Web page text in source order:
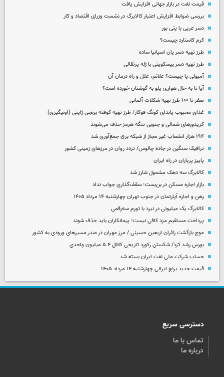
قیمت نفت در بازار جهانی افزایش یافت
بررسی ضوابط افزایش اعتبار کالابرگ در نشست وزرای اقتصاد و کار
دسر عربی با پتی بور
کرم کاستارد چیست؟
طرز تهیه دسر پان اسپانیا ساده
طرز تهیه دسر بیسکویتی با ژله پرتقالی
آمبولی پا چیست؟ علائم، علل و راه درمان آن
آیا تا به حال هواری پلو به گوشتان خورده است؟
صفر تا ۱۰۰ طرز تهیه شکلات آلمانی
غذای محبوب پاندای کونگ فوکار/ طرز تهیه کوفته برنجی ژاپنی (اونیگیری)
کریدورهای شمالی و جنوبی تنگه هرمز حذف می‌شوند
۱۹۴ هزار انشعاب غیر مجاز از شبکه برق جمع‌آوری شد
ترافیک سنگین در جاده چالوس/ تردد روان در مرزهای زمینی کشور
پاییز پرباران در راه ایران
کالابرگ سه دهک مشمول شارز شد
بازار اجاره مسکن در بن‌بست؛ سقف‌گذاری جواب نداد
رهن و اجاره آپارتمان در جنوب تهران چهارشنبه ۱۴ مرداد ۱۴۰۵
کالابرگ یک میلیونی در نبرد با تورم سه‌رقمی
پرداخت مستقیم مزد کافی نیست؛ پیمانکاران باید حذف شوند
موج بازگشت زائران اربعین حسینی / مرز مهران در صدر مسیرهای ورودی به کشور
بورس رشد کرد/ شکستن رکورد تاریخی کانال ۵.۴ میلیون واحدی
حساب‌ شرکت ملی نفت ایران بسته شد
قیمت جدید برنج ایرانی چهارشنبه ۱۴ مرداد ۱۴۰۵
دسترسی سریع
تماس با ما
درباره ما